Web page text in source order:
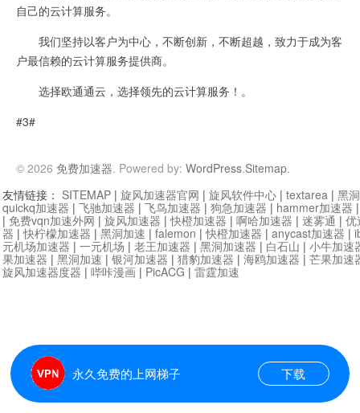
自己的云计算服务。
我们坚持以客户为中心，不断创新，不断超越，致力于成为客
户最信赖的云计算服务提供商。
选择欧通通云，选择领先的云计算服务！。
#3#
© 2026 免费加速器. Powered by: WordPress.Sitemap.
永久免费的上网梯子 下载
友情链接： SITEMAP | 旋风加速器官网 | 旋风软件中心 | textarea | 黑
quickq加速器 | 飞驰加速器 | 飞鸟加速器 | 狗急加速器 | hammer加速器
| 免费vqn加速外网 | 旋风加速器 |快橙加速器 | 啊哈加速器 | 迷雾通 | 优
器 |快柠檬加速器 | 黑洞加速 | falemon |快橙加速器 | anycast加速器 |
元机场加速器 | 一元机场 | 老王加速器 | 黑洞加速器 | 白石山 | 小牛加速
果加速器 | 黑洞加速 | 银河加速器 | 猎豹加速器 | 海鸥加速器 | 芒果加速
旋风加速器度器 | 哔咔漫画 | PicACG | 雷霆加速